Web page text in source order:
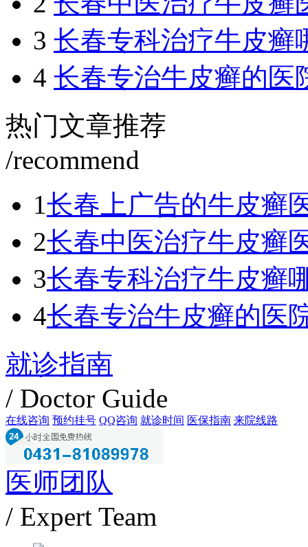
3 长春专科治疗牛皮癣
4 长春专治牛皮癣的医
热门文章推荐
/recommend
1长春上广告的牛皮癣
2长春中医治疗牛皮癣
3长春专科治疗牛皮癣
4长春专治牛皮癣的医
就诊指南
/ Doctor Guide
在线咨询 预约挂号 QQ咨询 就诊时间 医保指南 来院线路
医师团队
/ Expert Team